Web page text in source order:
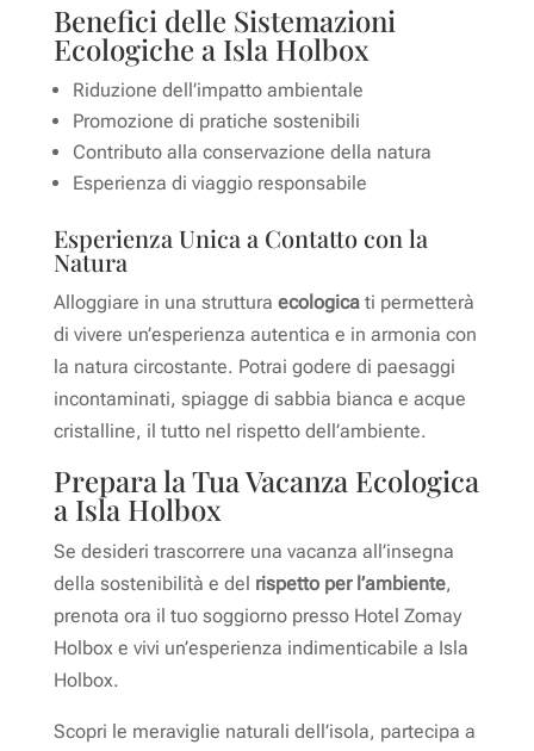
Benefici delle Sistemazioni
Ecologiche a Isla Holbox
Riduzione dell’impatto ambientale
Promozione di pratiche sostenibili
Contributo alla conservazione della natura
Esperienza di viaggio responsabile
Esperienza Unica a Contatto con la
Natura
Alloggiare in una struttura ecologicati permetterà
di vivere un’esperienza autentica e in armonia con
la natura circostante. Potrai godere di paesaggi
incontaminati, spiagge di sabbia bianca e acque
cristalline, il tutto nel rispetto dell’ambiente.
Prepara la Tua Vacanza Ecologica
a Isla Holbox
Se desideri trascorrere una vacanza all’insegna
della sostenibilità e del rispetto per l’ambiente,
prenota ora il tuo soggiorno presso Hotel Zomay
Holbox e vivi un’esperienza indimenticabile a Isla
Holbox.
Scopri le meraviglie naturali dell’isola, partecipa a